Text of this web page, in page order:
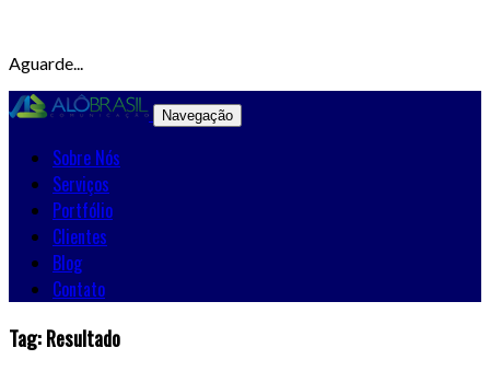
Aguarde...
Navegação
Sobre Nós
Serviços
Portfólio
Clientes
Blog
Contato
Tag: Resultado